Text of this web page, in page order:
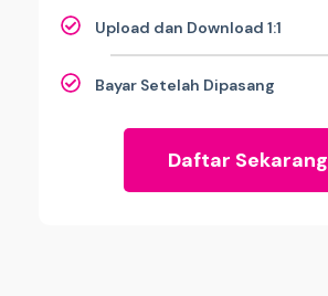
Upload dan Download 1:1
Bayar Setelah Dipasang
Daftar Sekarang